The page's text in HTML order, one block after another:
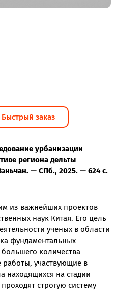
Быстрый заказ
урбанизации
региона дельты
— СПб., 2025. — 624 с.
из важнейших проектов
наук Китая. Его цель
ученых в области
фундаментальных
количества
работы, участвующие в
находящихся на стадии
строгую систему